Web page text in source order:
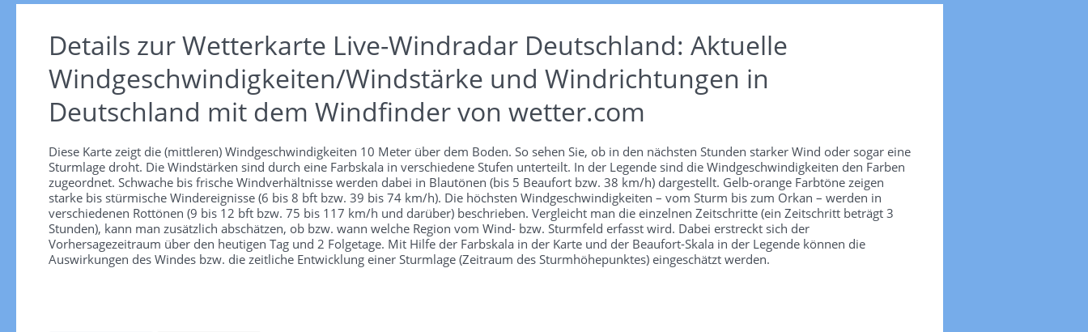
Details zur Wetterkarte Live-Windradar Deutschland: Aktuelle
Windgeschwindigkeiten/Windstärke und Windrichtungen in
Deutschland mit dem Windfinder von wetter.com
Diese Karte zeigt die (mittleren) Windgeschwindigkeiten 10 Meter über dem Boden. So sehen Sie, ob in den nächsten Stunden starker Wind oder sogar eine
Sturmlage droht. Die Windstärken sind durch eine Farbskala in verschiedene Stufen unterteilt. In der Legende sind die Windgeschwindigkeiten den Farben
zugeordnet. Schwache bis frische Windverhältnisse werden dabei in Blautönen (bis 5 Beaufort bzw. 38 km/h) dargestellt. Gelb-orange Farbtöne zeigen
starke bis stürmische Windereignisse (6 bis 8 bft bzw. 39 bis 74 km/h). Die höchsten Windgeschwindigkeiten – vom Sturm bis zum Orkan – werden in
verschiedenen Rottönen (9 bis 12 bft bzw. 75 bis 117 km/h und darüber) beschrieben. Vergleicht man die einzelnen Zeitschritte (ein Zeitschritt beträgt 3
Stunden), kann man zusätzlich abschätzen, ob bzw. wann welche Region vom Wind- bzw. Sturmfeld erfasst wird. Dabei erstreckt sich der
Vorhersagezeitraum über den heutigen Tag und 2 Folgetage. Mit Hilfe der Farbskala in der Karte und der Beaufort-Skala in der Legende können die
Auswirkungen des Windes bzw. die zeitliche Entwicklung einer Sturmlage (Zeitraum des Sturmhöhepunktes) eingeschätzt werden.